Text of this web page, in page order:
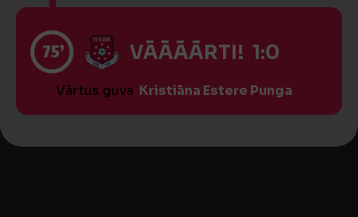
75’ VĀĀĀĀRTI! 1:0
Vārtus guva Kristiāna Estere Punga